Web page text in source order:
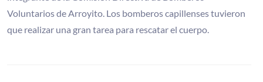
Voluntarios de Arroyito. Los bomberos capillenses tuvieron
que realizar una gran tarea para rescatar el cuerpo.